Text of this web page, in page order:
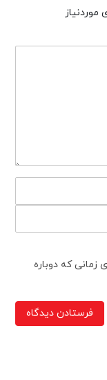
زمانی که دوباره